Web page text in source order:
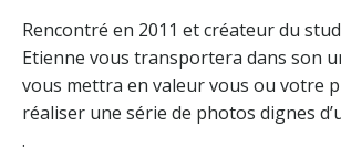
Rencontré en 2011 et créateur du
Etienne vous transportera dans son
vous mettra en valeur vous ou votre
réaliser une série de photos dignes
.